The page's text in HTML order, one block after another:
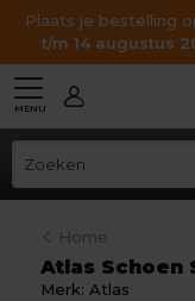
Plaats je bestelling
t/m 14 augustus
MENU
Home
Atlas Schoen
Merk: Atlas